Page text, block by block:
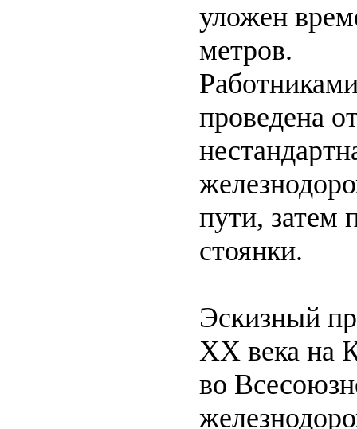
уложен
метров.
проведена
пути, затем
стоянки.
Эскизный
XX века на
во